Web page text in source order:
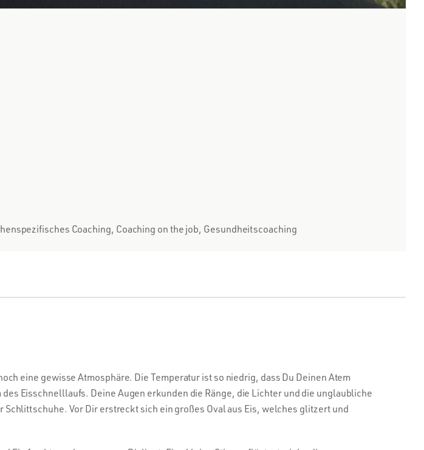
Coaching, Coaching on the job, Gesundheitscoaching
eine gewisse Atmosphäre. Die Temperatur ist so niedrig, dass Du Deinen Atem
Eisschnelllaufs. Deine Augen erkunden die Ränge, die Lichter und die unglaubliche
Vor Dir erstreckt sich ein großes Oval aus Eis, welches glitzert und